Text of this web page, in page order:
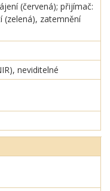
(červená); přijímač:
(zelená), zatemnění
neviditelné